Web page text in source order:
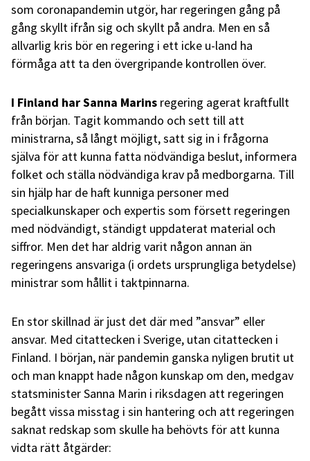
som coronapandemin utgör, har regeringen gång på
gång skyllt ifrån sig och skyllt på andra. Men en så
allvarlig kris bör en regering i ett icke u-land ha
förmåga att ta den övergripande kontrollen över.
I Finland har Sanna Marins regering agerat kraftfullt
från början. Tagit kommando och sett till att
ministrarna, så långt möjligt, satt sig in i frågorna
själva för att kunna fatta nödvändiga beslut, informera
folket och ställa nödvändiga krav på medborgarna. Till
sin hjälp har de haft kunniga personer med
specialkunskaper och expertis som försett regeringen
med nödvändigt, ständigt uppdaterat material och
siffror. Men det har aldrig varit någon annan än
regeringens ansvariga (i ordets ursprungliga betydelse)
ministrar som hållit i taktpinnarna.
En stor skillnad är just det där med ”ansvar” eller
ansvar. Med citattecken i Sverige, utan citattecken i
Finland. I början, när pandemin ganska nyligen brutit ut
och man knappt hade någon kunskap om den, medgav
statsminister Sanna Marin i riksdagen att regeringen
begått vissa misstag i sin hantering och att regeringen
saknat redskap som skulle ha behövts för att kunna
vidta rätt åtgärder: